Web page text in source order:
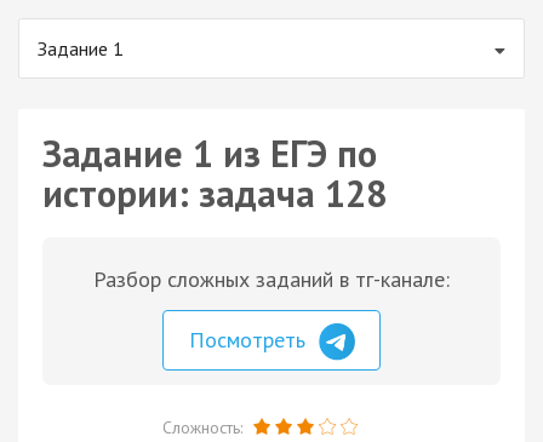
Задание 1
Задание 1 из ЕГЭ по
истории: задача 128
Разбор сложных заданий в тг-канале:
Посмотреть
Сложность: